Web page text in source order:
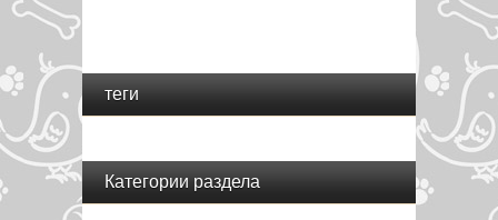
теги
Категории раздела